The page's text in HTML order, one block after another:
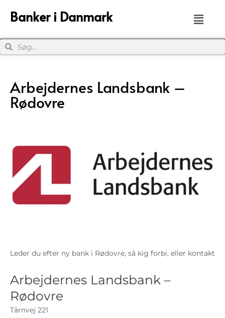
Banker i Danmark
Arbejdernes Landsbank –
Rødovre
Leder du efter ny bank i Rødovre, så kig forbi, eller kontakt
Arbejdernes Landsbank –
Rødovre
Tårnvej 221